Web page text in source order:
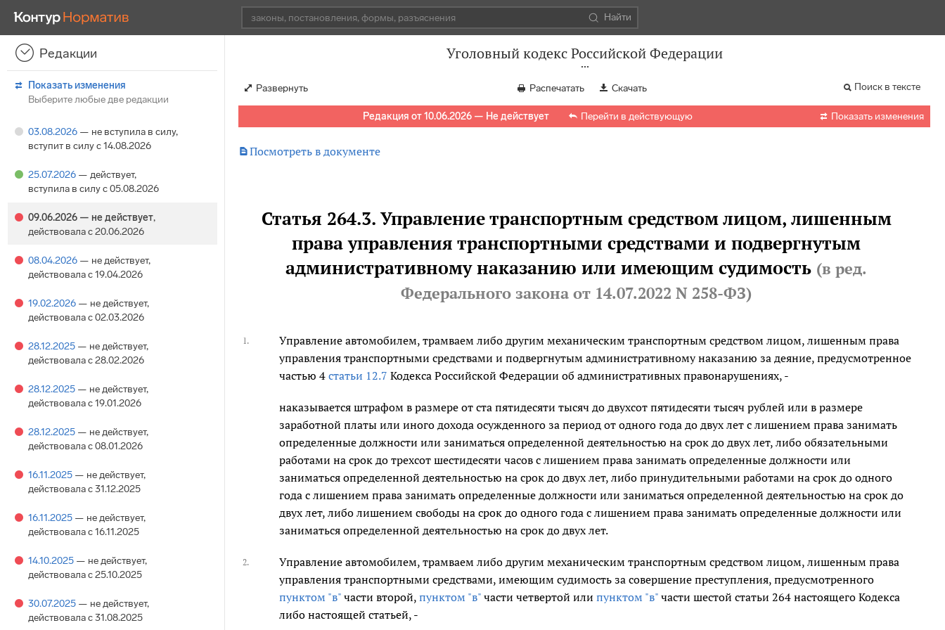
Найти
Редакции
Показать изменения
Выберите любые две редакции
03.08.2026 — не вступила в силу,
вступит в силу с 14.08.2026
25.07.2026 — действует,
вступила в силу с 05.08.2026
09.06.2026 — не действует,
действовала с 20.06.2026
08.04.2026 — не действует,
действовала с 19.04.2026
19.02.2026 — не действует,
действовала с 02.03.2026
28.12.2025 — не действует,
действовала с 28.02.2026
28.12.2025 — не действует,
действовала с 19.01.2026
28.12.2025 — не действует,
действовала с 08.01.2026
16.11.2025 — не действует,
действовала с 31.12.2025
16.11.2025 — не действует,
действовала с 16.11.2025
14.10.2025 — не действует,
действовала с 25.10.2025
30.07.2025 — не действует,
действовала с 31.08.2025
Уголовный кодекс Российской Федерации
Развернуть Распечатать Скачать Поиск в тексте
Редакция от 10.06.2026 — Не действует Перейти в действующую  Показать изменения
Посмотреть в документе
Статья 264.3. Управление транспортным средством лицом, лишенным
права управления транспортными средствами и подвергнутым
административному наказанию или имеющим судимость (в ред.
Федерального законаот 14.07.2022 N 258-ФЗ)
1.
Управление автомобилем, трамваем либо другим механическим транспортным средством лицом, лишенным права
управления транспортными средствами и подвергнутым административному наказанию за деяние, предусмотренное
частью 4 статьи 12.7 Кодекса Российской Федерации об административных правонарушениях, -
наказывается штрафом в размере от ста пятидесяти тысяч до двухсот пятидесяти тысяч рублей или в размере
заработной платы или иного дохода осужденного за период от одного года до двух лет с лишением права занимать
определенные должности или заниматься определенной деятельностью на срок до двух лет, либо обязательными
работами на срок до трехсот шестидесяти часов с лишением права занимать определенные должности или
заниматься определенной деятельностью на срок до двух лет, либо принудительными работами на срок до одного
года с лишением права занимать определенные должности или заниматься определенной деятельностью на срок до
двух лет, либо лишением свободы на срок до одного года с лишением права занимать определенные должности или
заниматься определенной деятельностью на срок до двух лет.
2.
Управление автомобилем, трамваем либо другим механическим транспортным средством лицом, лишенным права
управления транспортными средствами, имеющим судимость за совершение преступления, предусмотренного
пунктом "в"части второй, пунктом "в"части четвертой или пунктом "в"части шестой статьи 264 настоящего Кодекса
либо настоящей статьей, -